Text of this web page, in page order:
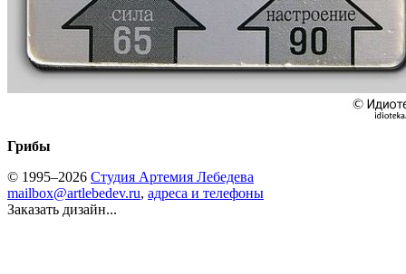
Грибы
© 1995–2026 Студия Артемия Лебедева
mailbox@artlebedev.ru, адреса и телефоны
Заказать дизайн...